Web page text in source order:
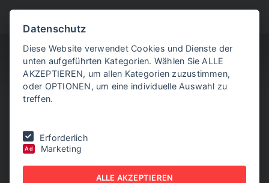
kippt Trumps weltweite Zölle
US-HANDELSGERICHT
Datenschutz
Diese Website verwendet Cookies und Dienste der
unten aufgeführten Kategorien. Wählen Sie ALLE
AKZEPTIEREN, um allen Kategorien zuzustimmen,
oder OPTIONEN, um eine individuelle Auswahl zu
treffen.
Erforderlich
Ad Marketing
ALLE AKZEPTIEREN